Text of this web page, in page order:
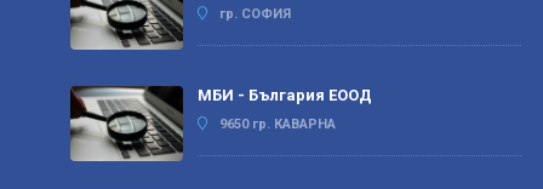
гр. СОФИЯ
МБИ - България ЕООД
9650 гр. КАВАРНА